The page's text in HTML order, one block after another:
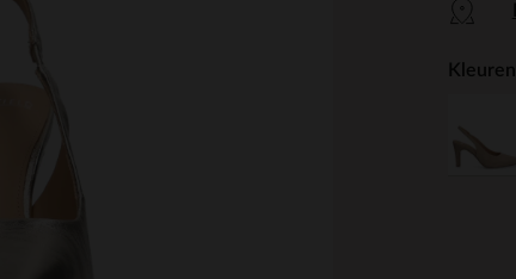
Kleuren